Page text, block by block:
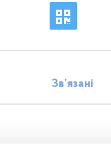
Зв’язані